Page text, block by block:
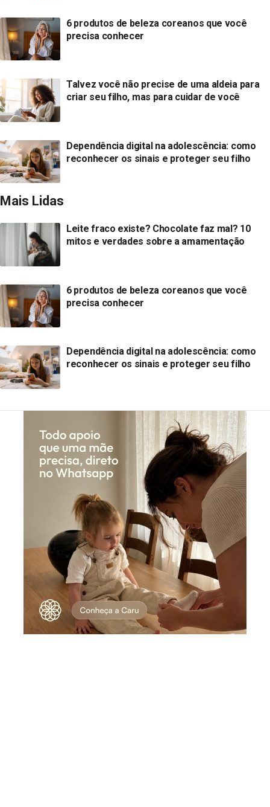
6 produtos de beleza coreanos que você
precisa conhecer
Talvez você não precise de uma aldeia para
criar seu filho, mas para cuidar de você
Dependência digital na adolescência: como
reconhecer os sinais e proteger seu filho
Mais Lidas
Leite fraco existe? Chocolate faz mal? 10
mitos e verdades sobre a amamentação
6 produtos de beleza coreanos que você
precisa conhecer
Dependência digital na adolescência: como
reconhecer os sinais e proteger seu filho